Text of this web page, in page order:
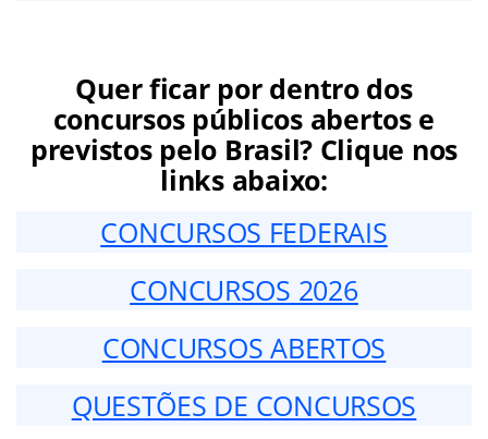
Quer ficar por dentro dos
concursos públicos abertos e
previstos pelo Brasil? Clique nos
links abaixo:
CONCURSOS FEDERAIS
CONCURSOS 2026
CONCURSOS ABERTOS
QUESTÕES DE CONCURSOS